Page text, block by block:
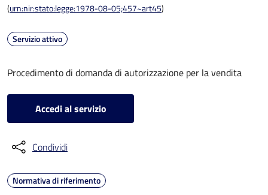
(urn:nir:stato:legge:1978-08-05;457~art45)
Servizio attivo
Procedimento di domanda di autorizzazione per la vendita
Accedi al servizio
Condividi
Normativa di riferimento